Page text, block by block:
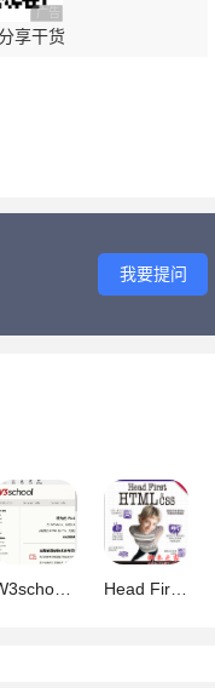
广告 商业广告，理性选择
享干货
我要提问
离线手册 全套教程 最新中文chm格式 Head First HTML与CSS(第2版) 中文pdf扫描版[175MB]